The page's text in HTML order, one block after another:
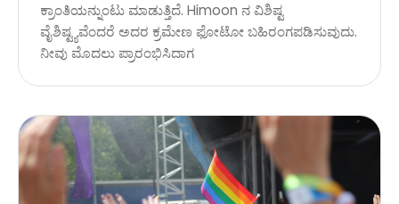
ಕ್ರಾಂತಿಯನ್ನುಂಟು ಮಾಡುತ್ತಿದೆ. Himoon ನ ವಿಶಿಷ್ಟ
ವೈಶಿಷ್ಟ್ಯವೆಂದರೆ ಅದರ ಕ್ರಮೇಣ ಫೋಟೋ ಬಹಿರಂಗಪಡಿಸುವುದು.
ನೀವು ಮೊದಲು ಪ್ರಾರಂಭಿಸಿದಾಗ